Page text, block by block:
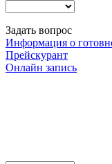
Задать вопрос
Информация о
Прейскурант
Онлайн запись